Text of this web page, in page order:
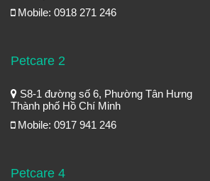
Mobile: 0918 271 246
Petcare 2
S8-1 đường số 6, Phường Tân Hưng
Thành phố Hồ Chí Minh
Mobile: 0917 941 246
Petcare 4